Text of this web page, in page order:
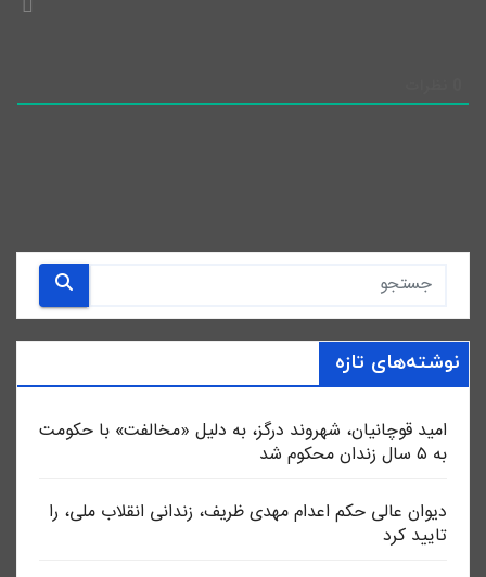
نوشته‌های تازه
امید قوچانیان، شهروند درگز، به دلیل «مخالفت» با حکومت
به ۵ سال زندان محکوم شد
دیوان عالی حکم اعدام مهدی ظریف، زندانی انقلاب ملی، را
تایید کرد